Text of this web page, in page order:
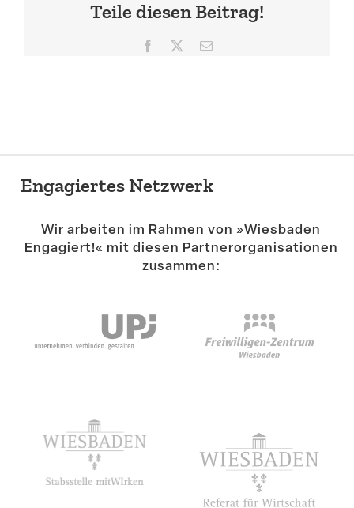
Suche
Teile diesen Beitrag!
Facebook E-
Engagiertes Netzwerk
Wir arbeiten im Rahmen von »Wiesbaden
Engagiert!« mit diesen Partner­or­ga­ni­sa­tionen
zusammen: